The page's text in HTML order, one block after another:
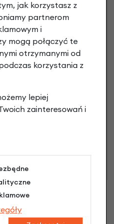
płacisz
miesięcy
oferty w rozumieniu art.
podjęta po ocenie
jak korzystasz z
partnerom
i
mogą połączyć te
otrzymanymi od
korzystania z
lepiej
zainteresowań i